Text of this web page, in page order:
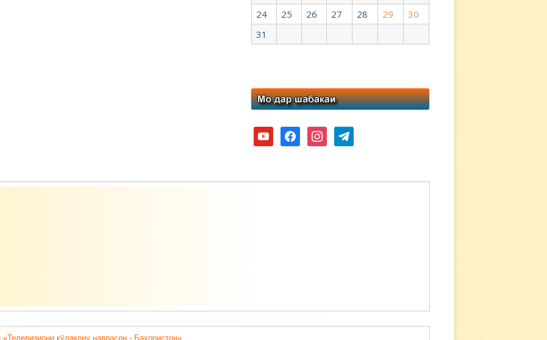
24
25 26 27 28 29
30
31
youtubefacebookinstagramtelegram
кӯдакону наврасон - Баҳористон».